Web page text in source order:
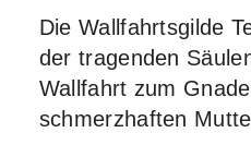
Die Wallfahrtsgilde
der tragenden
Wallfahrt zum
schmerzhaften